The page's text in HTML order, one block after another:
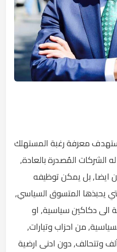
معرفة رغبة المستهلك
المُصدرة بالعادة,
ايضا, بل يمكن توظيفه
يحبذها المتسوق السياسي,
الى دكاكين سياسية, او
من احزاب وتيارات,
وتتحالف, دون ادنى ارضية